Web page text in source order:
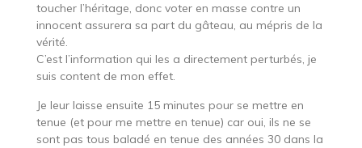
toucher l’héritage, donc voter en masse contre un
innocent assurera sa part du gâteau, au mépris de la
vérité.
C’est l’information qui les a directement perturbés, je
suis content de mon effet.
Je leur laisse ensuite 15 minutes pour se mettre en
tenue (et pour me mettre en tenue) car oui, ils ne se
sont pas tous baladé en tenue des années 30 dans la